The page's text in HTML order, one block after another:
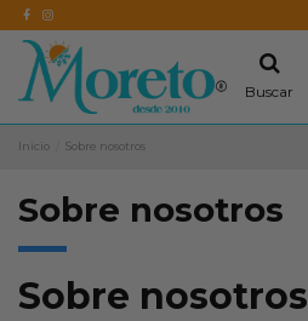
Buscar
Inicio Sobre nosotros
Sobre nosotros
Sobre nosotros